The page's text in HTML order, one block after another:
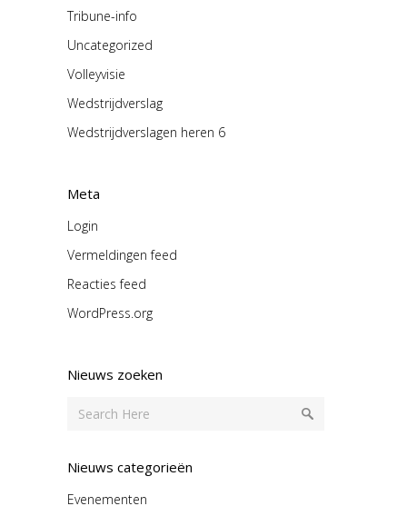
Tribune-info
Uncategorized
Volleyvisie
Wedstrijdverslag
Wedstrijdverslagen heren 6
Meta
Login
Vermeldingen feed
Reacties feed
WordPress.org
Nieuws zoeken
Nieuws categorieën
Evenementen